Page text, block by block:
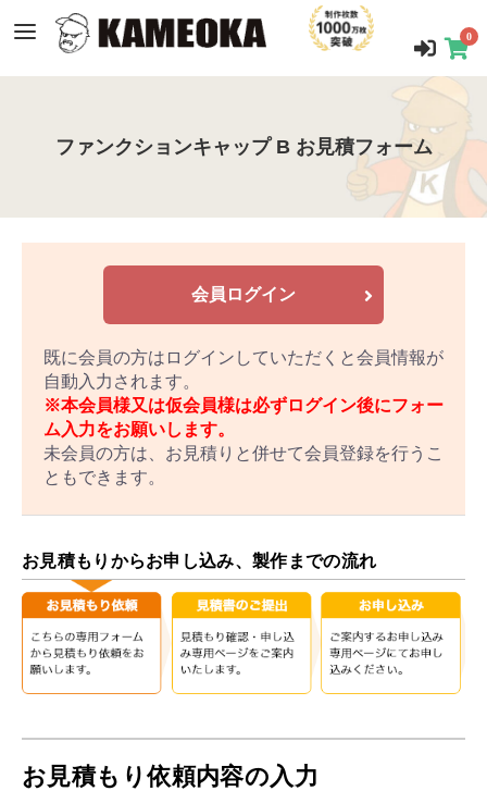
0
ファンクションキャップ B お見積フォーム
会員ログイン
既に会員の方はログインしていただくと会員情報が
自動入力されます。
※本会員様又は仮会員様は必ずログイン後にフォー
ム入力をお願いします。
未会員の方は、お見積りと併せて会員登録を行うこ
ともできます。
お見積もりからお申し込み、製作までの流れ
お見積もり依頼内容の入力